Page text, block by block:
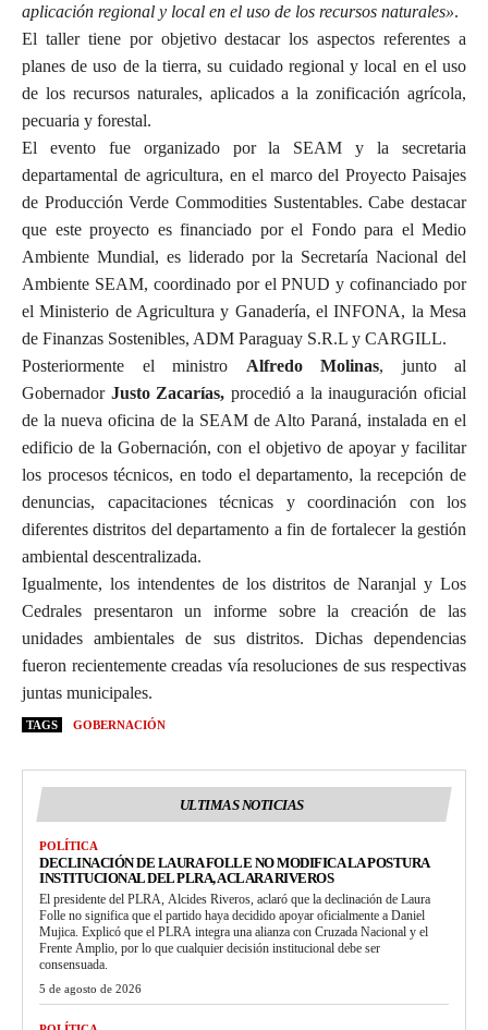
aplicación regional y local en el uso de los recursos naturales».
El taller tiene por objetivo destacar los aspectos referentes a
planes de uso de la tierra, su cuidado regional y local en el uso
de los recursos naturales, aplicados a la zonificación agrícola,
pecuaria y forestal.
El evento fue organizado por la SEAM y la secretaria
departamental de agricultura, en el marco del Proyecto Paisajes
de Producción Verde Commodities Sustentables. Cabe destacar
que este proyecto es financiado por el Fondo para el Medio
Ambiente Mundial, es liderado por la Secretaría Nacional del
Ambiente SEAM, coordinado por el PNUD y cofinanciado por
el Ministerio de Agricultura y Ganadería, el INFONA, la Mesa
de Finanzas Sostenibles, ADM Paraguay S.R.L y CARGILL.
Posteriormente el ministro Alfredo Molinas, junto al
Gobernador Justo Zacarías, procedió a la inauguración oficial
de la nueva oficina de la SEAM de Alto Paraná, instalada en el
edificio de la Gobernación, con el objetivo de apoyar y facilitar
los procesos técnicos, en todo el departamento, la recepción de
denuncias, capacitaciones técnicas y coordinación con los
diferentes distritos del departamento a fin de fortalecer la gestión
ambiental descentralizada.
Igualmente, los intendentes de los distritos de Naranjal y Los
Cedrales presentaron un informe sobre la creación de las
unidades ambientales de sus distritos. Dichas dependencias
fueron recientemente creadas vía resoluciones de sus respectivas
juntas municipales.
TAGS GOBERNACIÓN
ULTIMAS NOTICIAS
POLÍTICA
DECLINACIÓN DE LAURA FOLLE NO MODIFICA LA POSTURA
INSTITUCIONAL DEL PLRA, ACLARA RIVEROS
El presidente del PLRA, Alcides Riveros, aclaró que la declinación de Laura
Folle no significa que el partido haya decidido apoyar oficialmente a Daniel
Mujica. Explicó que el PLRA integra una alianza con Cruzada Nacional y el
Frente Amplio, por lo que cualquier decisión institucional debe ser
consensuada.
5 de agosto de 2026